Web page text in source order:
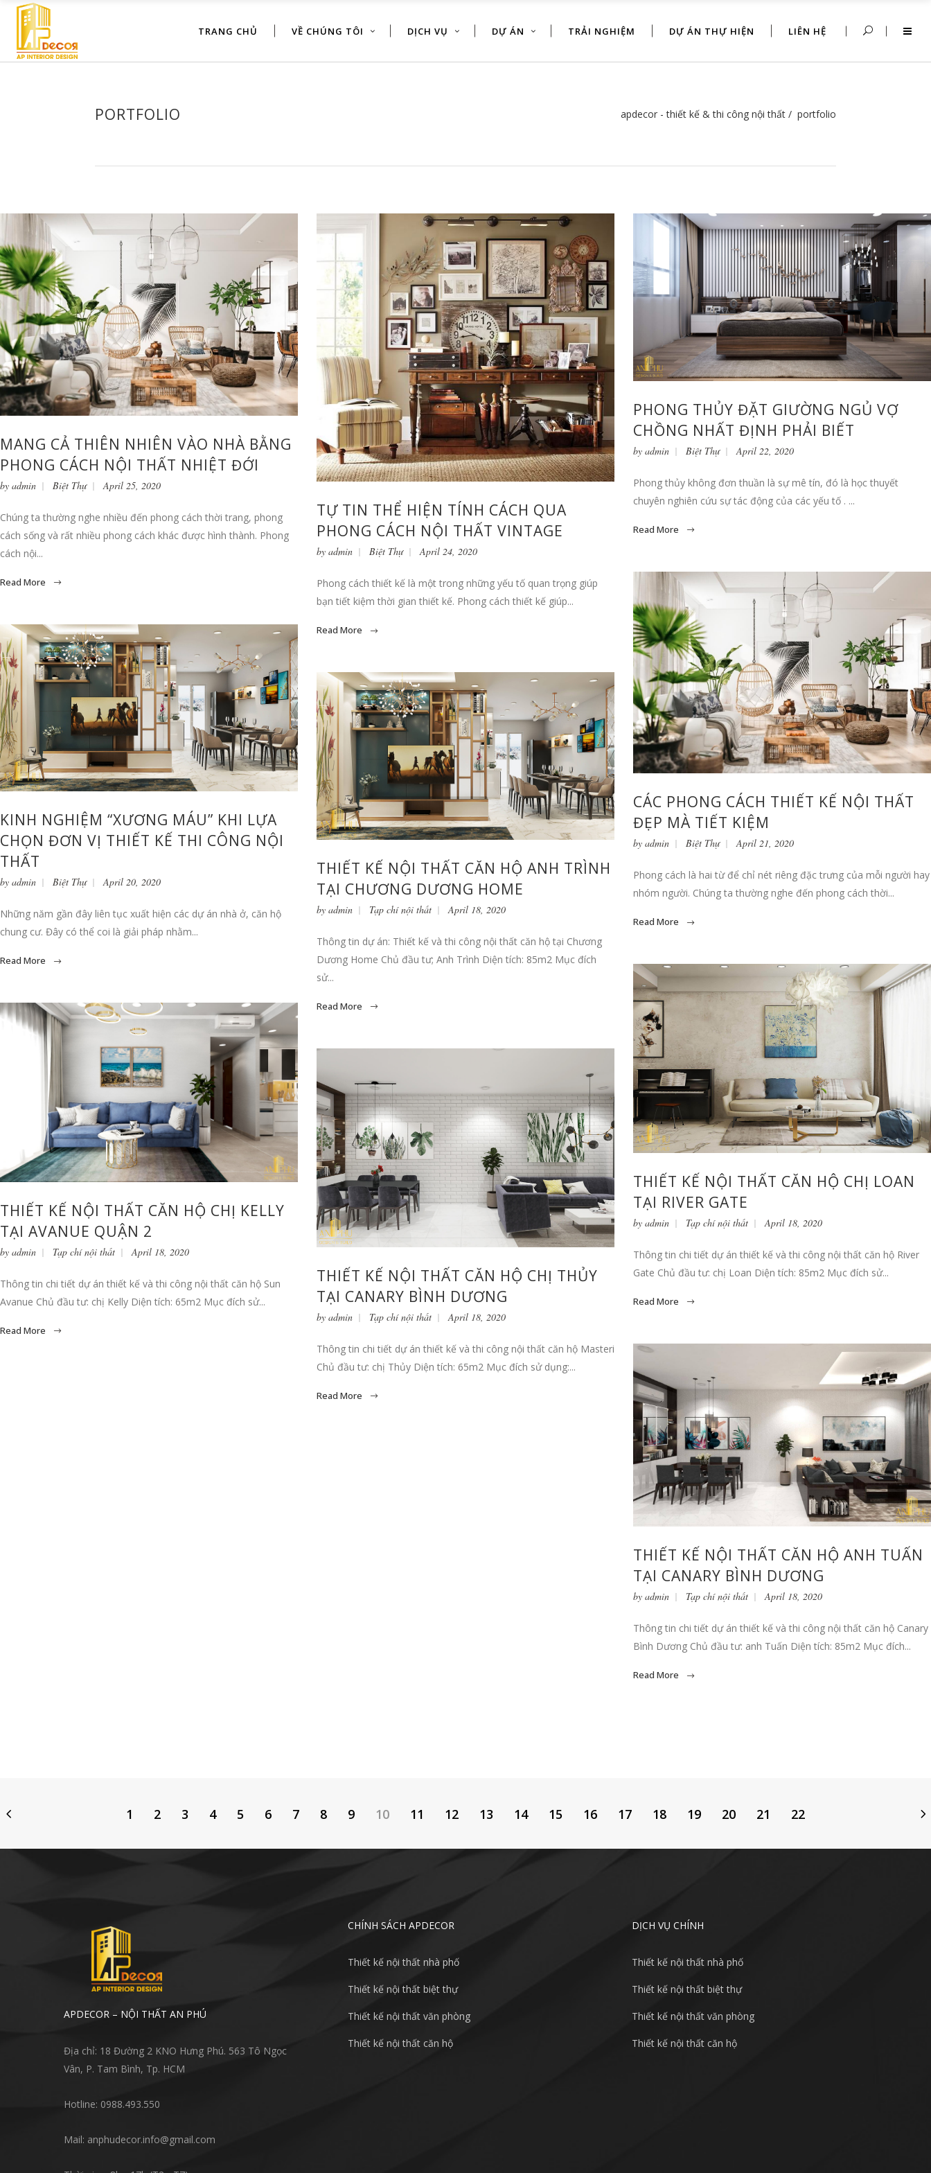
TRANG CHỦ VỀ CHÚNG TÔI DỊCH VỤ DỰ ÁN TRẢI NGHIỆM DỰ ÁN THỰ HIỆN LIÊN HỆ
PORTFOLIO apdecor - thiết kế & thi công nội thất / portfolio
MANG CẢ THIÊN NHIÊN VÀO NHÀ BẰNG
PHONG CÁCH NỘI THẤT NHIỆT ĐỚI
by admin Biệt Thự April 25, 2020
Chúng ta thường nghe nhiều đến phong cách thời trang, phong
cách sống và rất nhiều phong cách khác được hình thành. Phong
cách nội...
Read More
TỰ TIN THỂ HIỆN TÍNH CÁCH QUA
PHONG CÁCH NỘI THẤT VINTAGE
by admin Biệt Thự April 24, 2020
Phong cách thiết kế là một trong những yếu tố quan trọng giúp
bạn tiết kiệm thời gian thiết kế. Phong cách thiết kế giúp...
Read More
PHONG THỦY ĐẶT GIƯỜNG NGỦ VỢ
CHỒNG NHẤT ĐỊNH PHẢI BIẾT
by admin Biệt Thự April 22, 2020
Phong thủy không đơn thuần là sự mê tín, đó là học thuyết
chuyên nghiên cứu sự tác động của các yếu tố . ...
Read More
CÁC PHONG CÁCH THIẾT KẾ NỘI THẤT
ĐẸP MÀ TIẾT KIỆM
by admin Biệt Thự April 21, 2020
Phong cách là hai từ để chỉ nét riêng đặc trưng của mỗi người hay
nhóm người. Chúng ta thường nghe đến phong cách thời...
Read More
KINH NGHIỆM “XƯƠNG MÁU” KHI LỰA
CHỌN ĐƠN VỊ THIẾT KẾ THI CÔNG NỘI
THẤT
by admin Biệt Thự April 20, 2020
Những năm gần đây liên tục xuất hiện các dự án nhà ở, căn hộ
chung cư. Đây có thể coi là giải pháp nhằm...
Read More
THIẾT KẾ NỘI THẤT CĂN HỘ ANH TRÌNH
TẠI CHƯƠNG DƯƠNG HOME
by admin Tạp chí nội thất April 18, 2020
Thông tin dự án: Thiết kế và thi công nội thất căn hộ tại Chương
Dương Home Chủ đầu tư; Anh Trình Diện tích: 85m2 Mục đích
sử...
Read More
THIẾT KẾ NỘI THẤT CĂN HỘ CHỊ LOAN
TẠI RIVER GATE
by admin Tạp chí nội thất April 18, 2020
Thông tin chi tiết dự án thiết kế và thi công nội thất căn hộ River
Gate Chủ đầu tư: chị Loan Diện tích: 85m2 Mục đích sử...
Read More
THIẾT KẾ NỘI THẤT CĂN HỘ CHỊ KELLY
TẠI AVANUE QUẬN 2
by admin Tạp chí nội thất April 18, 2020
Thông tin chi tiết dự án thiết kế và thi công nội thất căn hộ Sun
Avanue Chủ đầu tư: chị Kelly Diện tích: 65m2 Mục đích sử...
Read More
THIẾT KẾ NỘI THẤT CĂN HỘ CHỊ THỦY
TẠI CANARY BÌNH DƯƠNG
by admin Tạp chí nội thất April 18, 2020
Thông tin chi tiết dự án thiết kế và thi công nội thất căn hộ Masteri
Chủ đầu tư: chị Thủy Diện tích: 65m2 Mục đích sử dụng:...
Read More
THIẾT KẾ NỘI THẤT CĂN HỘ ANH TUẤN
TẠI CANARY BÌNH DƯƠNG
by admin Tạp chí nội thất April 18, 2020
Thông tin chi tiết dự án thiết kế và thi công nội thất căn hộ Canary
Bình Dương Chủ đầu tư: anh Tuấn Diện tích: 85m2 Mục đích...
Read More
1 2 3 4 5 6 7 8 9 10 11 12 13 14 15 16 17 18 19 20 21 22
APDECOR – NỘI THẤT AN PHÚ
Địa chỉ: 18 Đường 2 KNO Hưng Phú. 563 Tô Ngọc
Vân, P. Tam Bình, Tp. HCM
Hotline: 0988.493.550
Mail: anphudecor.info@gmail.com
CHÍNH SÁCH APDECOR
Thiết kế nội thất nhà phố
Thiết kế nội thất biệt thự
Thiết kế nội thất văn phòng
Thiết kế nội thất căn hộ
DỊCH VỤ CHÍNH
Thiết kế nội thất nhà phố
Thiết kế nội thất biệt thự
Thiết kế nội thất văn phòng
Thiết kế nội thất căn hộ